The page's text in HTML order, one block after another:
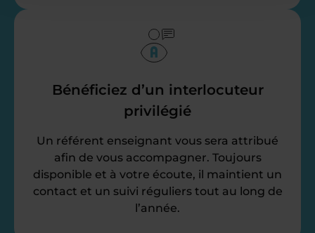
Bénéficiez d’un interlocuteur
privilégié
Un référent enseignant vous sera attribué
afin de vous accompagner. Toujours
disponible et à votre écoute, il maintient un
contact et un suivi réguliers tout au long de
l’année.